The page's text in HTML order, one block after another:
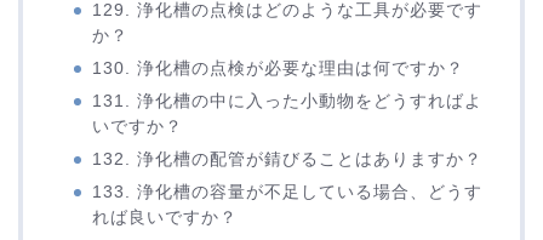
129. 浄化槽の点検はどのような工具が必要です
か？
130. 浄化槽の点検が必要な理由は何ですか？
131. 浄化槽の中に入った小動物をどうすればよ
いですか？
132. 浄化槽の配管が錆びることはありますか？
133. 浄化槽の容量が不足している場合、どうす
れば良いですか？